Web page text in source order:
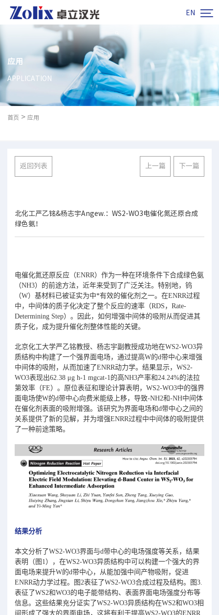
EN 
应用
APPLICATION
首页 > 应用
返回列表 上一篇 下一篇
北化工严乙铭&杨志宇Angew.：WS2-WO3电催化氮还原合成
绿色氨！
电催化氮还原反应（ENRR）作为一种在环境条件下合成绿色氨
（NH3）的前途方法，近年来受到了广泛关注。特别地，钨
（W）基材料已被证实为中*有效的催化剂之一。在ENRR过程
中，中间体的质子化决定了整个反应的速率（RDS，Rate-
Determining Step）。因此，如何增强中间体的吸附从而促进其
质子化，成为提升催化剂整体性能的关键。
北京化工大学严乙铭教授、杨志宇副教授成功地在WS2-WO3异
质结构中构建了一个强界面电场，通过提高W的d带中心来增强
中间体的吸附，从而加速了ENRR动力学。结果显示，WS2-
WO3表现出62.38 μg h-1 mgcat-1的高NH3产率和24.24%的法拉
第效率（FE）。原位表征和理论计算表明，WS2-WO3中的强界
面电场使W的d带中心向费米能级上移，导致-NH2和-NH中间体
在催化剂表面的吸附增强。该研究为界面电场和d带中心之间的
关系提供了新的见解，并为增强ENRR过程中中间体的吸附提供
了一种前途策略。
结果分析
本文分析了WS2-WO3界面与d带中心的电场强度等关系，结果
表明（图1），在WS2-WO3异质结构中可以构建一个强大的界
面电场来提升W的d带中心，从能加强中间产物吸附，促进
ENRR动力学过程。图2表征了WS2-WO3合成过程及结构。图3.
表征了WS2和WO3的电子能带结构、表面界面电场强度分布等
信息。这些结果充分证实了WS2-WO3异质结构在WS2和WO3相
间形成了强大的界面电场，这将有利于提高WS2-WO3的ENRR